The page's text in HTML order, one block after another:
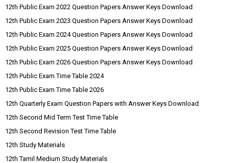
12th Public Exam 2022 Question Papers Answer Keys Download
12th Public Exam 2023 Question Papers Answer Keys Download
12th Public Exam 2024 Question Papers Answer Keys Download
12th Public Exam 2025 Question Papers Answer Keys Download
12th Public Exam 2026 Question Papers Answer Keys Download
12th Public Exam Time Table 2024
12th Public Exam Time Table 2026
12th Quarterly Exam Question Papers with Answer Keys Download
12th Second Mid Term Test Time Table
12th Second Revision Test Time Table
12th Study Materials
12th Tamil Medium Study Materials